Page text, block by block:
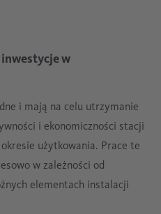
w
i mają na celu utrzymanie
i ekonomiczności stacji
użytkowania. Prace te
w zależności od
elementach instalacji